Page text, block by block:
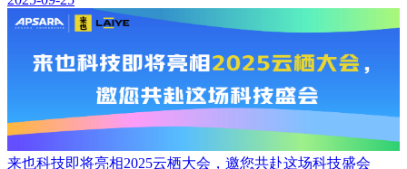
来也科技即将亮相2025云栖大会，邀您共赴这场科技盛会